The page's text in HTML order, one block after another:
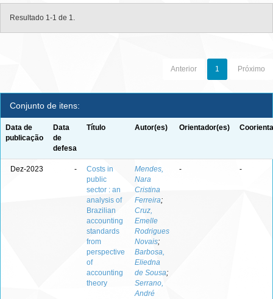
Resultado 1-1 de 1.
Anterior 1 Próximo
Conjunto de itens:
Data de
publicação
Data
de
defesa
Título Autor(es) Orientador(es)
Dez-2023 -
Costs in
public
sector : an
analysis of
Brazilian
accounting
standards
from
perspective
of
accounting
theory
Mendes,
Nara
Cristina
Ferreira;
Cruz,
Emelle
Rodrigues
Novais;
Barbosa,
Eliedna
de Sousa;
Serrano,
André
- -